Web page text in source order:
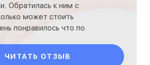
Обратилась к ним с
может стоить
понравилось что по
ЧИТАТЬ ОТЗЫВ